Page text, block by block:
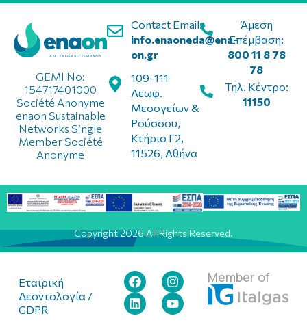
Contact Email:
info.enaoneda@ena-
on.gr
109-111
Λεωφ.
Μεσογείων &
Ρούσσου,
Κτήριο Γ2,
11526, Αθήνα
GEMI No:
154717401000
Société Anonyme
enaon Sustainable
Networks Single
Member Société
Anonyme
Άμεση
Επέμβαση:
800 11 8 78
78
Τηλ. Κέντρο:
11150
Copyright 2026 All Rights Reserved.
Εταιρική
Δεοντολογία /
GDPR
Member of